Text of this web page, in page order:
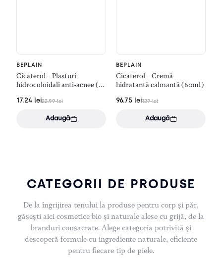
BEPLAIN
Cicaterol – Plasturi
hidrocoloidali anti-acnee (22
22.99lei
17.24 lei
Adaugă
BEPLAIN
Cicaterol – Cremă
hidratantă calmantă (60ml)
129lei
96.75 lei
Adaugă
CATEGORII DE PRODUSE
De la îngrijirea tenului la produse pentru corp și păr,
găsești aici cosmetice bio și naturale alese cu grijă, de la
branduri consacrate. Alege categoria potrivită și
descoperă formule cu ingrediente naturale, eficiente
pentru fiecare tip de piele.